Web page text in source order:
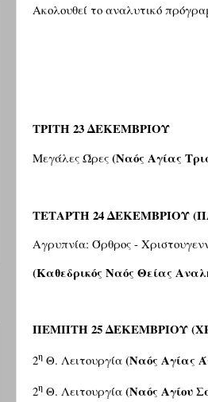
Ακολουθεί το αναλυτικό
ΤΡΙΤΗ 23 ΔΕΚΕΜΒΡΙΟΥ
Μεγάλες Ώρες (Ναός Αγίας
ΤΕΤΑΡΤΗ 24 ΔΕΚΕΜΒΡΙΟΥ
Αγρυπνία: Όρθρος -
(Καθεδρικός Ναός Θείας
ΠΕΜΠΤΗ 25 ΔΕΚΕΜΒΡΙΟΥ
2η Θ. Λειτουργία (Ναός Αγίας
2η Θ. Λειτουργία (Ναός Αγίου